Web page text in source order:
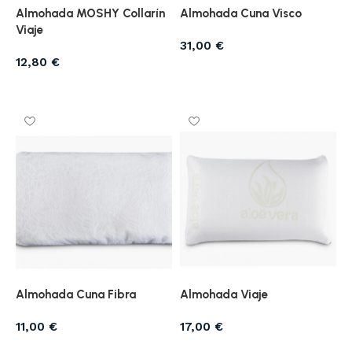
Almohada MOSHY Collarín
Viaje
12,80 €
Almohada Cuna Visco
31,00 €
Almohada Cuna Fibra
11,00 €
Almohada Viaje
17,00 €